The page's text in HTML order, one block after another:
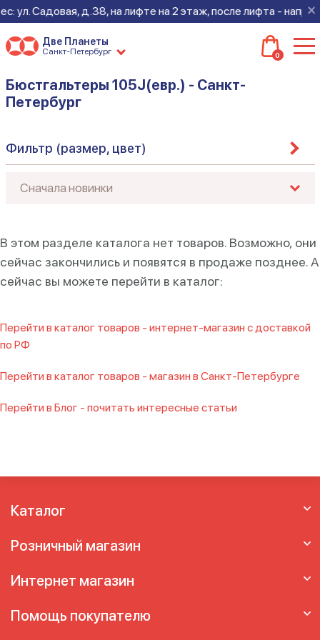
×
ул. Садовая, д.38, на лифте на 2 этаж, после лифта -
Две Планеты
Санкт-Петербург 0
Бюстгальтеры 105J(евр.) - Санкт-
Петербург
Фильтр (размер, цвет)
В этом разделе каталога нет товаров. Возможно, они
сейчас закончились и появятся в продаже позднее. А
сейчас вы можете перейти в каталог:
Перейти в каталог товаров - интернет-магазин с доставкой
по РФ
Перейти в каталог товаров - магазин в Санкт-Петербурге
Перейти в Блог - почитать интересные статьи
Каталог
Розничный магазин
Интернет магазин
Помощь покупателю